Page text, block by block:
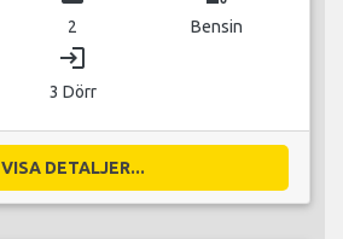
2 Bensin
login
3 Dörr
VISA DETALJER...